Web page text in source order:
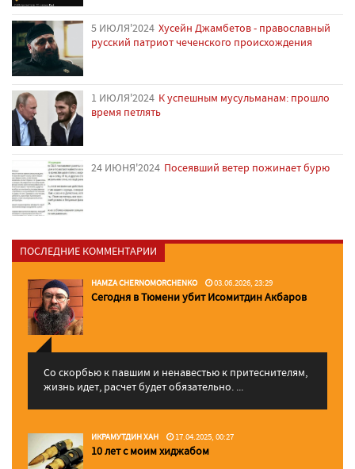
5 ИЮЛЯ'2024 Хусейн Джамбетов - православный
русский патриот чеченского происхождения
1 ИЮЛЯ'2024 К успешным мусульманам: прошло
время петлять
24 ИЮНЯ'2024 Посеявший ветер пожинает бурю
ПОСЛЕДНИЕ КОММЕНТАРИИ
HAMZA CHERNOMORCHENKO 03.06.2026, 23:29
Сегодня в Тюмени убит Исомитдин Акбаров
Со скорбью к павшим и ненавестью к притеснителям,
жизнь идет, расчет будет обязательно. ...
ИКРАМУТДИН ХАН 17.04.2025, 00:27
10 лет с моим хиджабом